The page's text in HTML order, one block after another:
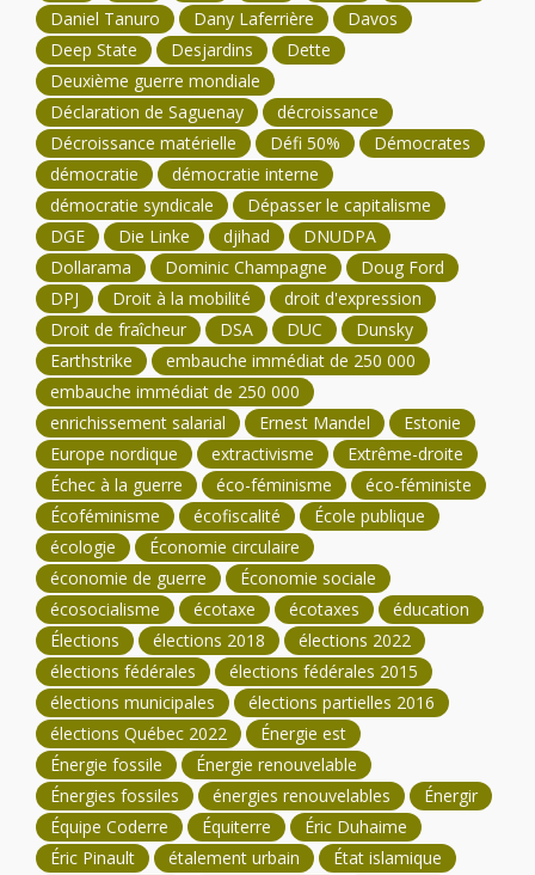
Daniel Tanuro
Dany Laferrière
Davos
Deep State
Desjardins
Dette
Deuxième guerre mondiale
Déclaration de Saguenay
décroissance
Décroissance matérielle
Défi 50%
Démocrates
démocratie
démocratie interne
démocratie syndicale
Dépasser le capitalisme
DGE
Die Linke djihad
DNUDPA
Dollarama
Dominic Champagne
Doug Ford
DPJ
Droit à la mobilité
droit d'expression
Droit de fraîcheur
DSA DUC
Dunsky
Earthstrike
embauche immédiat de 250 000
embauche immédiat de 250 000
enrichissement salarial
Ernest Mandel
Estonie
Europe nordique
extractivisme
Extrême-droite
Échec à la guerre
éco-féminisme
éco-féministe
Écoféminisme
écofiscalité
École publique
écologie
Économie circulaire
économie de guerre
Économie sociale
écosocialisme
écotaxe écotaxes
éducation
Élections
élections 2018
élections 2022
élections fédérales
élections fédérales 2015
élections municipales
élections partielles 2016
élections Québec 2022
Énergie est
Énergie fossile
Énergie renouvelable
Énergies fossiles
énergies renouvelables
Énergir
Équipe Coderre
Équiterre
Éric Duhaime
Éric Pinault
étalement urbain
État islamique